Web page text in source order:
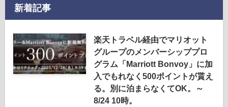
新着記事
楽天トラベル経由でマリオット
グループのメンバーシッププロ
グラム「Marriott Bonvoy」に加
入でもれなく500ポイントが貰え
る。別に泊まらなくてOK。～
8/24 10時。